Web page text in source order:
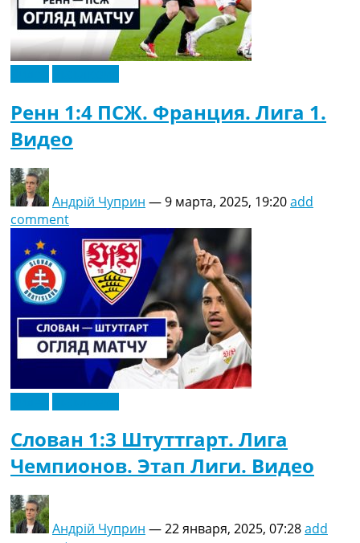
Ренн 1:4 ПСЖ. Франция. Лига 1.
Видео
Андрій Чуприн —9 марта, 2025, 19:20add
comment
Слован 1:3 Штуттгарт. Лига
Чемпионов. Этап Лиги. Видео
Андрій Чуприн —22 января, 2025, 07:28add